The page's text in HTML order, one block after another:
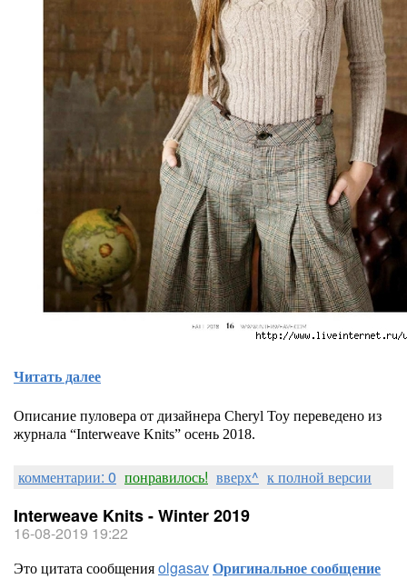
Читать далее
Описание пуловера от дизайнера Cheryl Toy переведено из
журнала “Interweave Knits” осень 2018.
комментарии: 0 понравилось! вверх^ к полной версии
Interweave Knits - Winter 2019
16-08-2019 19:22
Это цитата сообщенияolgasavОригинальное сообщение